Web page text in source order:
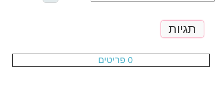
תגיות
0 פריטים